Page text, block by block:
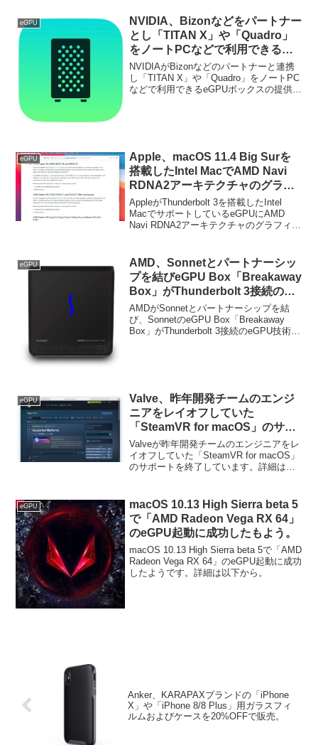
eGPU
NVIDIA、Bizonなどをパートナー
とし「TITAN X」や「Quadro」
をノートPCなどで利用できる
eGPUボックスの提供を2017年9
月より開始。
NVIDIAがBizonなどのパートナーと連携
し「TITAN X」や「Quadro」をノートPC
などで利用できるeGPUボックスの提供を
eGPU
Apple、macOS 11.4 Big Surを
搭載したIntel MacでAMD Navi
RDNA2アーキテクチャのグラフ
ィックスカード「Radeon RX
6800/XT、6900 XT」を追加サポ
ート。
AppleがThunderbolt 3を搭載したIntel
MacでサポートしているeGPUにAMD
Navi RDNA2アーキテクチャのグラフィッ
eGPU
AMD、Sonnetとパートナーシッ
プを結びeGPU Box「Breakaway
Box」がThunderbolt 3接続の
eGPU技術XConnectをサポート
すると発表。
AMDがSonnetとパートナーシップを結
び、SonnetのeGPU Box「Breakaway
Box」がThunderbolt 3接続のeGPU技術
eGPU
Valve、昨年開発チームのエンジ
ニアをレイオフしていた
「SteamVR for macOS」のサポ
ートを終了へ。
Valveが昨年開発チームのエンジニアをレ
イオフしていた「SteamVR for macOS」
のサポートを終了しています。詳細は以
eGPU
macOS 10.13 High Sierra beta 5
で「AMD Radeon Vega RX 64」
のeGPU起動に成功したもよう。
macOS 10.13 High Sierra beta 5で「AMD
Radeon Vega RX 64」のeGPU起動に成功
したようです。詳細は以下から。
Anker、KARAPAXブランドの「iPhone
X」や「iPhone 8/8 Plus」用ガラスフィ
ルムおよびケースを20%OFFで販売。